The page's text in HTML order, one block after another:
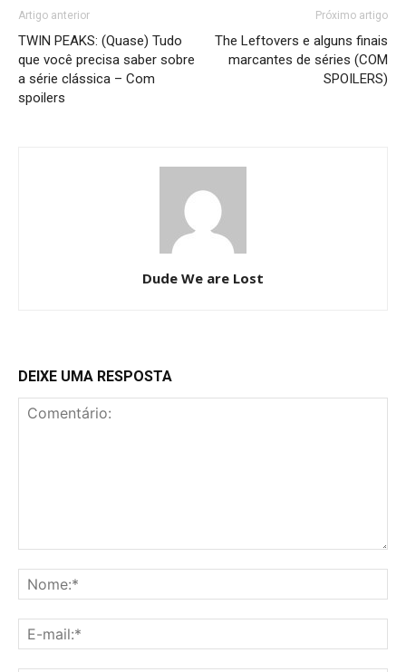
Artigo anterior
TWIN PEAKS: (Quase) Tudo
que você precisa saber sobre
a série clássica – Com
spoilers
Próximo artigo
The Leftovers e alguns finais
marcantes de séries (COM
SPOILERS)
Dude We are Lost
DEIXE UMA RESPOSTA